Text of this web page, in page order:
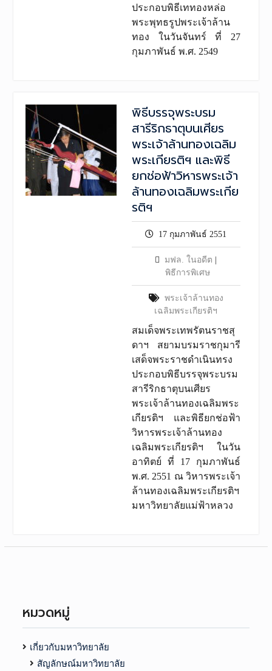
ประกอบพิธีเททองหล่อ
พระพุทธรูปพระเจ้าล้าน
ทอง ในวันจันทร์ ที่ 27
กุมภาพันธ์ พ.ศ. 2549
พิธีบรรจุพระบรม
สารีริกธาตุบนเศียร
พระเจ้าล้านทองเฉลิม
พระเกียรติฯ และพิธี
ยกช่อฟ้าวิหารพระเจ้า
ล้านทองเฉลิมพระเกีย
รติฯ
17 กุมภาพันธ์ 2551
มฟล. ในอดีต
พิธีการพิเศษ
พระเจ้าล้านทอง
เฉลิมพระเกียรติฯ
สมเด็จพระเทพรัตนราชสุ
ดาฯ สยามบรมราชกุมารี
เสด็จพระราชดำเนินทรง
ประกอบพิธีบรรจุพระบรม
สารีริกธาตุบนเศียร
พระเจ้าล้านทองเฉลิมพระ
เกียรติฯ และพิธียกช่อฟ้า
วิหารพระเจ้าล้านทอง
เฉลิมพระเกียรติฯ ในวัน
อาทิตย์ ที่ 17 กุมภาพันธ์
พ.ศ. 2551 ณ วิหารพระเจ้า
ล้านทองเฉลิมพระเกียรติฯ
มหาวิทยาลัยแม่ฟ้าหลวง
หมวดหมู่
เกี่ยวกับมหาวิทยาลัย
สัญลักษณ์มหาวิทยาลัย